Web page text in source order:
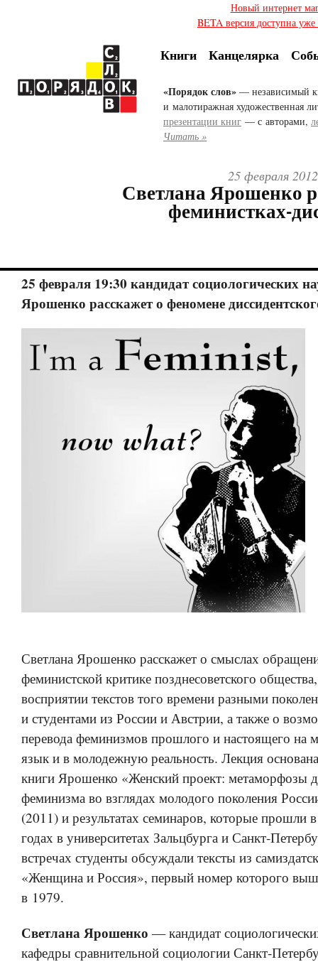
Новый интернет
BETA версия доступна
Книги Канцелярка
«Порядок слов» — независимый
и малотиражная художественная
презентации книг — с авторами,
Читать »
25 февраля
Светлана Ярошенко
феминистках-
25 февраля 19:30 кандидат социологических
Ярошенко расскажет о феномене
Светлана Ярошенко расскажет о смыслах
феминистской критике позднесоветского
восприятии текстов того времени разными
и студентами из России и Австрии, а также о
перевода феминизмов прошлого и настоящего на
язык и в молодежную реальность. Лекция
книги Ярошенко «Женский проект: метаморфозы
феминизма во взглядах молодого поколения
(2011) и результатах семинаров, которые
годах в университетах Зальцбурга и Санкт-
встречах студенты обсуждали тексты из
«Женщина и Россия», первый номер которого
в 1979.
Светлана Ярошенко — кандидат
кафедры сравнительной социологии Санкт-